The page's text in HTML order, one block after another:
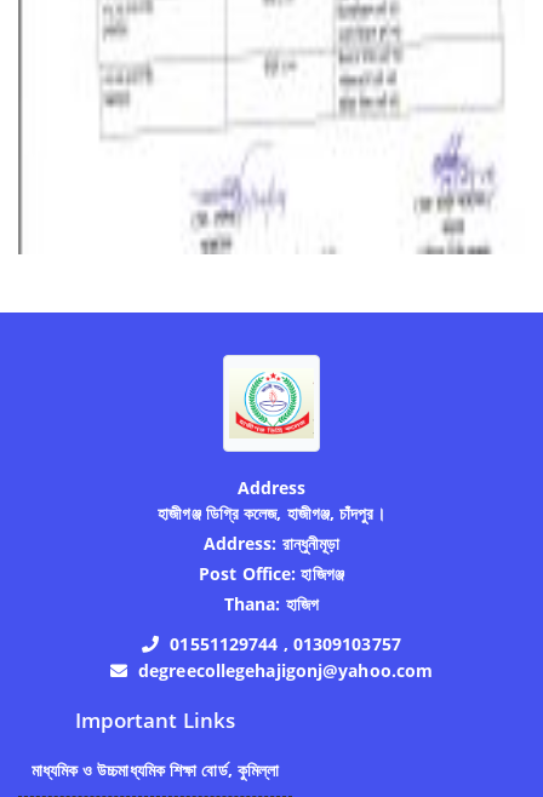
Address
হাজীগঞ্জ ডিগ্রি কলেজ, হাজীগঞ্জ, চাঁদপুর।
Address: রান্ধুনীমূড়া
Post Office: হাজিগঞ্জ
Thana: হাজিগ
01551129744 , 01309103757
degreecollegehajigonj@yahoo.com
Important Links
মাধ্যমিক ও উচ্চমাধ্যমিক শিক্ষা বোর্ড, কুমিল্লা